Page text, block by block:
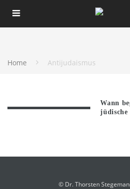
Home Antijudaismus
Wann
jüdische
© Dr. Thorsten